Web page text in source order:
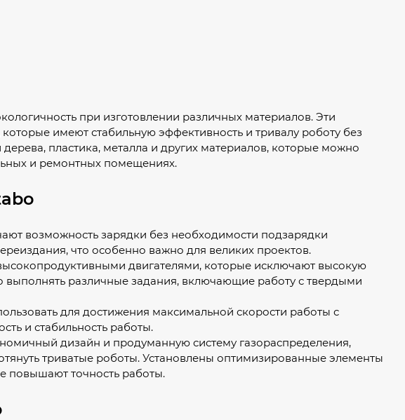
при изготовлении различных материалов. Эти
имеют стабильную эффективность и тривалу роботу без
пластика, металла и других материалов, которые можно
и ремонтных помещениях.
возможность зарядки без необходимости подзарядки
что особенно важно для великих проектов.
двигателями, которые исключают высокую
выполнять различные задания, включающие работу с твердыми
для достижения максимальной скорости работы с
и стабильность работы.
дизайн и продуманную систему газораспределения,
триватые роботы. Установлены оптимизированные элементы
повышают точность работы.